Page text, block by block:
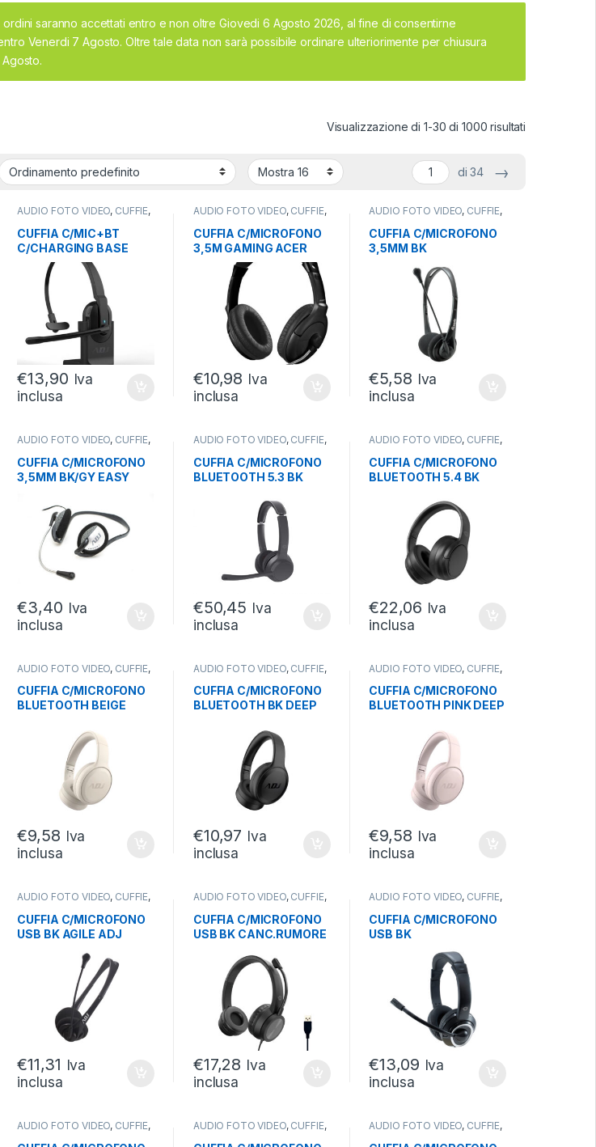
saranno accettati entro e non oltre Giovedi 6 Agosto 2026, al fine di consentirne
Venerdi 7 Agosto. Oltre tale data non sarà possibile ordinare ulteriorimente per chiusura
Visualizzazione di 1-30 di 1000 risultati
di 34 →
AUDIO FOTO VIDEO, CUFFIE,
CUFFIA C/MIC+BT
C/CHARGING BASE
ADJ PER CALL
CENTER/UFFICIO/46
ORE RIPR
€13,90 Iva
inclusa
AUDIO FOTO VIDEO, CUFFIE,
CUFFIA C/MICROFONO
3,5M GAMING ACER
JACK DA 3,5 MM.
€10,98 Iva
inclusa
AUDIO FOTO VIDEO, CUFFIE,
CUFFIA C/MICROFONO
3,5MM BK
€5,58 Iva
inclusa
AUDIO FOTO VIDEO, CUFFIE,
CUFFIA C/MICROFONO
3,5MM BK/GY EASY
€3,40 Iva
inclusa
AUDIO FOTO VIDEO, CUFFIE,
CUFFIA C/MICROFONO
BLUETOOTH 5.3 BK
DISATTIVAZIONE
€50,45 Iva
inclusa
AUDIO FOTO VIDEO, CUFFIE,
CUFFIA C/MICROFONO
BLUETOOTH 5.4 BK
PIEGHEVOLI
€22,06 Iva
inclusa
AUDIO FOTO VIDEO, CUFFIE,
CUFFIA C/MICROFONO
BLUETOOTH BEIGE
SMARTPHONE/TABLET
€9,58 Iva
inclusa
AUDIO FOTO VIDEO, CUFFIE,
CUFFIA C/MICROFONO
BLUETOOTH BK DEEP
SMARTPHONE/TABLET
€10,97 Iva
inclusa
AUDIO FOTO VIDEO, CUFFIE,
CUFFIA C/MICROFONO
BLUETOOTH PINK DEEP
SMARTPHONE/TABLET
€9,58 Iva
inclusa
AUDIO FOTO VIDEO, CUFFIE,
CUFFIA C/MICROFONO
USB BK AGILE ADJ
€11,31 Iva
inclusa
AUDIO FOTO VIDEO, CUFFIE,
CUFFIA C/MICROFONO
USB BK CANC.RUMORE
€17,28 Iva
inclusa
AUDIO FOTO VIDEO, CUFFIE,
CUFFIA C/MICROFONO
USB BK
CONTR.REMOTO CAVO
€13,09 Iva
inclusa
AUDIO FOTO VIDEO, CUFFIE,
AUDIO FOTO VIDEO, CUFFIE,
AUDIO FOTO VIDEO, CUFFIE,